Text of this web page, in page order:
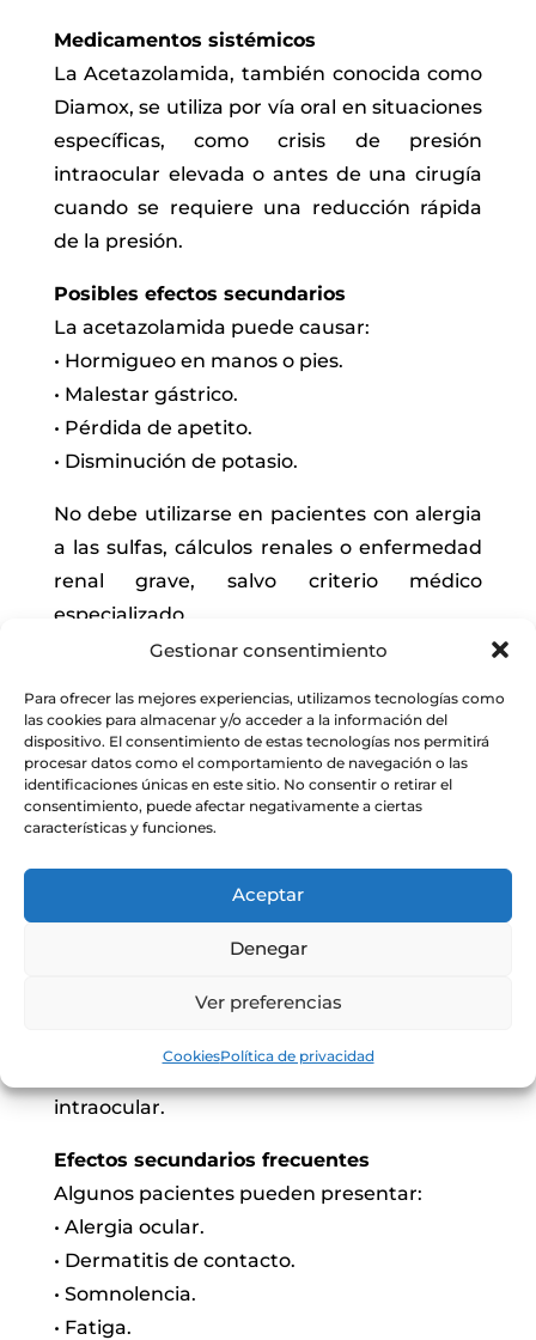
Gestionar consentimiento
Para ofrecer las mejores experiencias, utilizamos tecnologías como
las cookies para almacenar y/o acceder a la información del
dispositivo. El consentimiento de estas tecnologías nos permitirá
procesar datos como el comportamiento de navegación o las
identificaciones únicas en este sitio. No consentir o retirar el
consentimiento, puede afectar negativamente a ciertas
características y funciones.
Aceptar
Denegar
Ver preferencias
CookiesPolítica de privacidad
Medicamentos sistémicos
La Acetazolamida, también conocida como
Diamox, se utiliza por vía oral en situaciones
específicas, como crisis de presión
intraocular elevada o antes de una cirugía
cuando se requiere una reducción rápida
de la presión.
Posibles efectos secundarios
La acetazolamida puede causar:
• Hormigueo en manos o pies.
• Malestar gástrico.
• Pérdida de apetito.
• Disminución de potasio.
No debe utilizarse en pacientes con alergia
a las sulfas, cálculos renales o enfermedad
renal grave, salvo criterio médico
especializado.
4. Agonistas alfa-2 adrenérgicos
La Brimonidina es el principal
medicamento de esta familia.
Tiene un doble mecanismo de acción:
inicialmente ayuda a disminuir la
plazo, también puede favorecer su drenaje
por la vía uveoescleral.
no pueden utilizar betabloqueadores o
intraocular.
Efectos secundarios frecuentes
Algunos pacientes pueden presentar:
• Alergia ocular.
• Dermatitis de contacto.
• Somnolencia.
• Fatiga.